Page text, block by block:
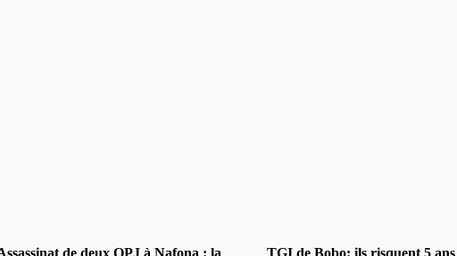
de deux OPJ à Nafona : la TGI de Bobo: ils risquent 5